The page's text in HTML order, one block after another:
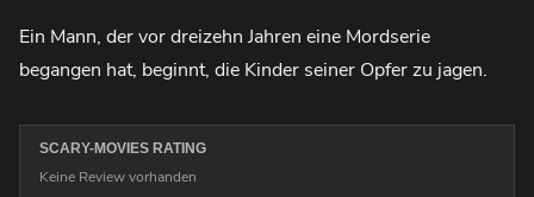
Ein Mann, der vor dreizehn Jahren eine Mordserie
begangen hat, beginnt, die Kinder seiner Opfer zu jagen.
SCARY-MOVIES RATING
Keine Review vorhanden